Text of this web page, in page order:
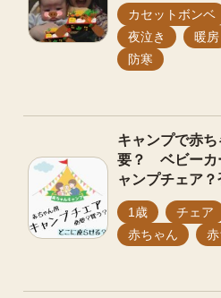
カセットボンベ
夜泣き
暖房
防寒
キャンプで赤
要？ ベビーカ
ャンプチェア？
1歳 チェア
赤ちゃん